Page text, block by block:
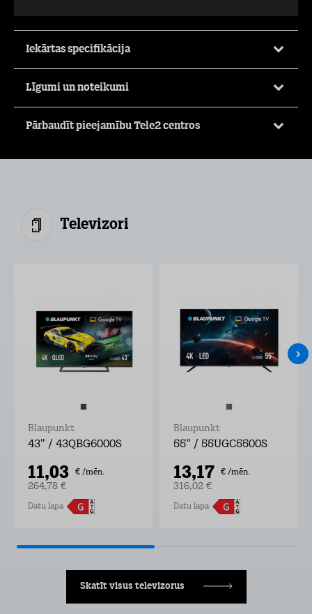
Iekārtas specifikācija
Līgumi un noteikumi
Pārbaudīt pieejamību Tele2 centros
Televizori
Blaupunkt
43" / 43QBG6000S
11,03 € /mēn.
264,78 €
Datu lapa
Blaupunkt
55" / 55UGC5500S
13,17 € /mēn.
316,02 €
Datu lapa
Skatīt visus televizorus